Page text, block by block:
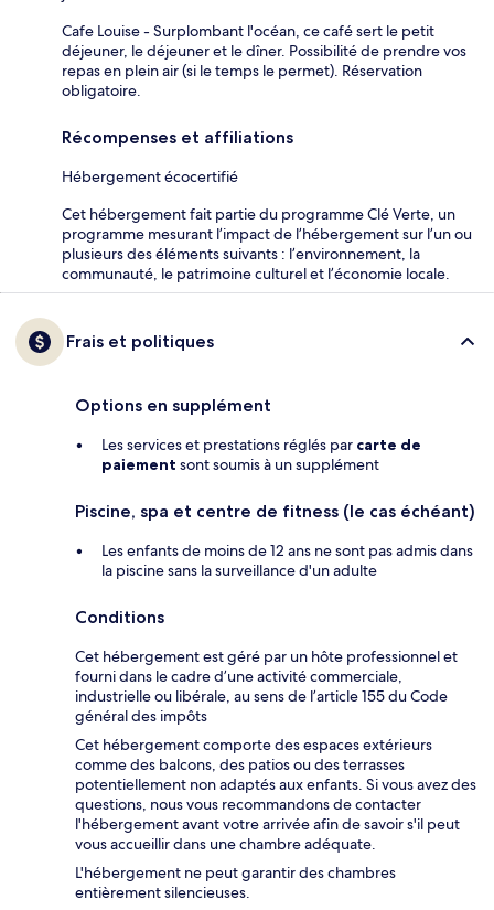
Cafe Louise - Surplombant l'océan, ce café sert le petit
déjeuner, le déjeuner et le dîner. Possibilité de prendre vos
repas en plein air (si le temps le permet). Réservation
obligatoire.
Récompenses et affiliations
Hébergement écocertifié
Cet hébergement fait partie du programme Clé Verte, un
programme mesurant l’impact de l’hébergement sur l’un ou
plusieurs des éléments suivants : l’environnement, la
communauté, le patrimoine culturel et l’économie locale.
Frais et politiques
Options en supplément
Les services et prestations réglés par carte de
paiement sont soumis à un supplément
Piscine, spa et centre de fitness (le cas échéant)
Les enfants de moins de 12 ans ne sont pas admis dans
la piscine sans la surveillance d'un adulte
Conditions
Cet hébergement est géré par un hôte professionnel et
fourni dans le cadre d’une activité commerciale,
industrielle ou libérale, au sens de l’article 155 du Code
général des impôts
Cet hébergement comporte des espaces extérieurs
comme des balcons, des patios ou des terrasses
potentiellement non adaptés aux enfants. Si vous avez des
questions, nous vous recommandons de contacter
l'hébergement avant votre arrivée afin de savoir s'il peut
vous accueillir dans une chambre adéquate.
L'hébergement ne peut garantir des chambres
entièrement silencieuses.